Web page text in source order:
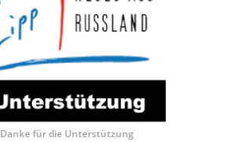
Danke für die Unterstützung